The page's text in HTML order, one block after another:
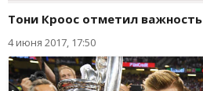
Тони Кроос отметил
4 июня 2017, 17:50